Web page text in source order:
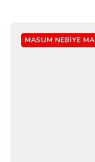
MASUM NEBIYE